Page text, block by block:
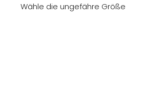
Wähle die ungefähre Größe